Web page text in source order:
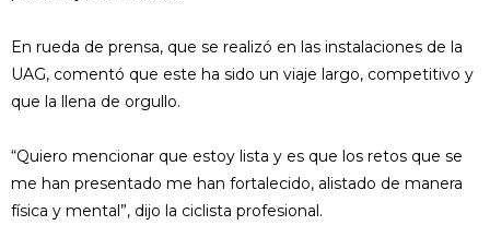
En rueda de prensa, que se realizó en las instalaciones de la
UAG, comentó que este ha sido un viaje largo, competitivo y
que la llena de orgullo.
“Quiero mencionar que estoy lista y es que los retos que se
me han presentado me han fortalecido, alistado de manera
física y mental”, dijo la ciclista profesional.